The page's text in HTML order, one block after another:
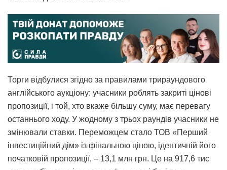
Торги відбулися згідно за правилами трираундового
англійського аукціону: учасники роблять закриті цінові
пропозиції, і той, хто вкаже більшу суму, має перевагу
останнього ходу. У жодному з трьох раундів учасники не
змінювали ставки. Переможцем стало ТОВ «Перший
інвестиційний дім» із фінальною ціною, ідентичній його
початковій пропозиції, – 13,1 млн грн. Це на 917,6 тис